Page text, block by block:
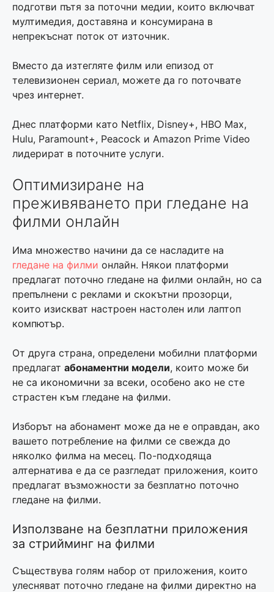
подготви пътя за поточни медии, които включват
мултимедия, доставяна и консумирана в
непрекъснат поток от източник.
Вместо да изтегляте филм или епизод от
телевизионен сериал, можете да го поточвате
чрез интернет.
Днес платформи като Netflix, Disney+, HBO Max,
Hulu, Paramount+, Peacock и Amazon Prime Video
лидерират в поточните услуги.
Оптимизиране на
преживяването при гледане на
филми онлайн
Има множество начини да се насладите на
гледане на филми онлайн. Някои платформи
предлагат поточно гледане на филми онлайн, но са
препълнени с реклами и скокътни прозорци,
които изискват настроен настолен или лаптоп
компютър.
От друга страна, определени мобилни платформи
предлагат абонаментни модели, които може би
не са икономични за всеки, особено ако не сте
страстен към гледане на филми.
Изборът на абонамент може да не е оправдан, ако
вашето потребление на филми се свежда до
няколко филма на месец. По-подходяща
алтернатива е да се разгледат приложения, които
предлагат възможности за безплатно поточно
гледане на филми.
Използване на безплатни приложения
за стрийминг на филми
Съществува голям набор от приложения, които
улесняват поточно гледане на филми директно на